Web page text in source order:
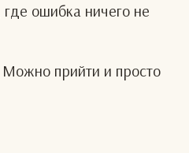
ошибка ничего не
прийти и просто